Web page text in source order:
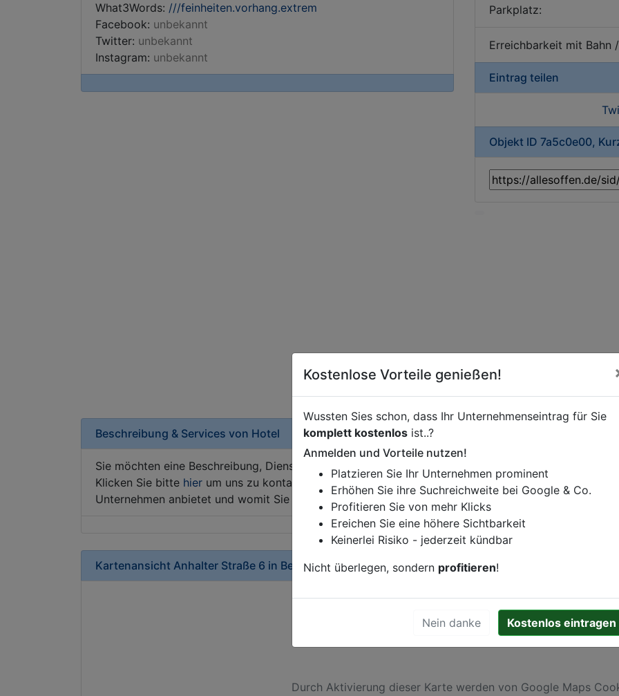
What3Words: ///feinheiten.vorhang.extrem
Facebook: unbekannt
Twitter: unbekannt
Instagram: unbekannt
Parkplatz:
Erreichbarkeit mit Bahn
Eintrag teilen
Objekt ID 7a5c0e00,
Beschreibung & Services von Hotel
Sie möchten eine Beschreibung, Dienstleistung oder andere relevante Informationen hinzufügen?
Klicken Sie bitte hier um uns zu kontaktieren. Gerne erweitern wir Ihren Firmeneintrag um
Unternehmen anbietet und womit Sie sich von Ihren Wettbewerbern abheben.
Kartenansicht Anhalter Straße 6 in Berlin
Durch Aktivierung dieser Karte werden von Google Maps
Kostenlose Vorteile genießen!
Wussten Sies schon, dass Ihr Unternehmenseintrag für Sie
komplett kostenlos ist..?
Anmelden und Vorteile nutzen!
Platzieren Sie Ihr Unternehmen prominent
Erhöhen Sie ihre Suchreichweite bei Google & Co.
Profitieren Sie von mehr Klicks
Ereichen Sie eine höhere Sichtbarkeit
Keinerlei Risiko - jederzeit kündbar
Nicht überlegen, sondern profitieren!
Nein danke Kostenlos eintragen